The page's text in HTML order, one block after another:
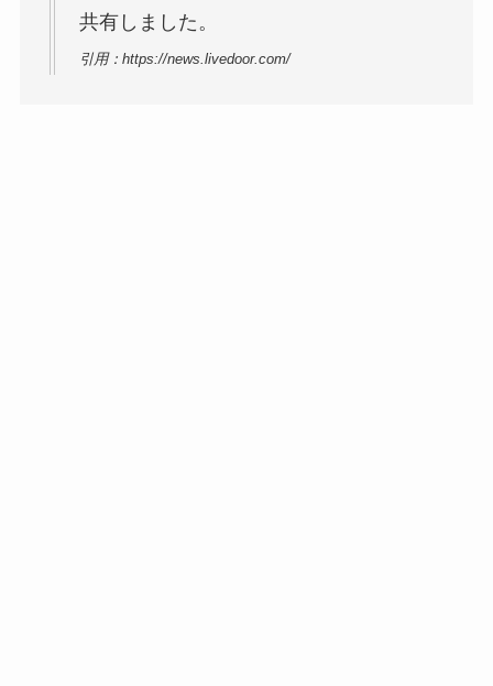
共有しました。
引用：https://news.livedoor.com/